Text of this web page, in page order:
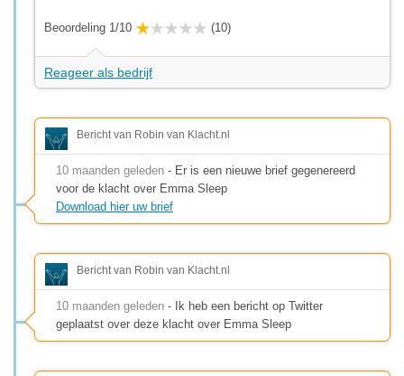
Beoordeling 1/10 (10)
Reageer als bedrijf
Bericht van Robin van Klacht.nl
10 maanden geleden - Er is een nieuwe brief gegenereerd
voor de klacht over Emma Sleep
Download hier uw brief
Bericht van Robin van Klacht.nl
10 maanden geleden - Ik heb een bericht op Twitter
geplaatst over deze klacht over Emma Sleep